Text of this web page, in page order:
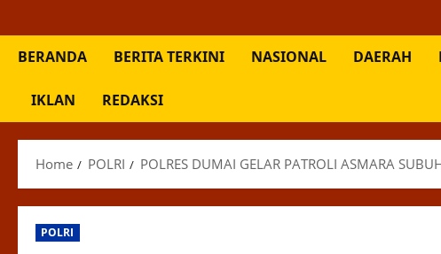
BERANDA BERITA TERKINI NASIONAL DAERAH
IKLAN REDAKSI
Home POLRI POLRES DUMAI GELAR PATROLI ASMARA
POLRI